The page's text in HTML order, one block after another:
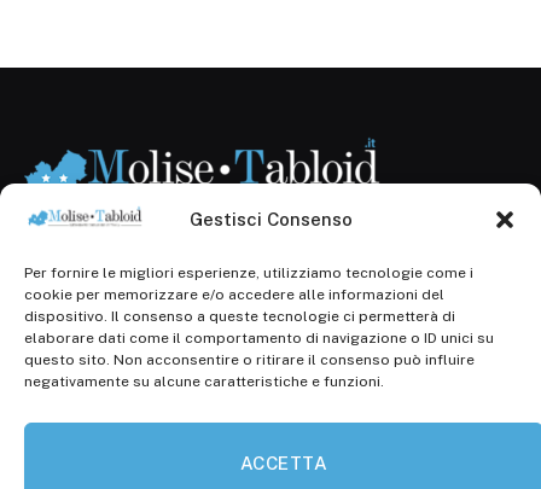
Gestisci Consenso
Per fornire le migliori esperienze, utilizziamo tecnologie come i
cookie per memorizzare e/o accedere alle informazioni del
dispositivo. Il consenso a queste tecnologie ci permetterà di
elaborare dati come il comportamento di navigazione o ID unici su
questo sito. Non acconsentire o ritirare il consenso può influire
negativamente su alcune caratteristiche e funzioni.
ACCETTA
Registr. presso il Tribunale di Campobasso: 3/2013 del
14.11.2013, Cron. 1254
Roc: iscrizione n° 25549 (Prot. 1138/com/15 del
30.04.2015)
P.Iva: 01707150700